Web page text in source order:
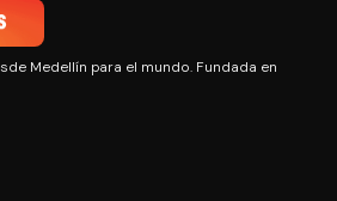
Medellín para el mundo. Fundada en